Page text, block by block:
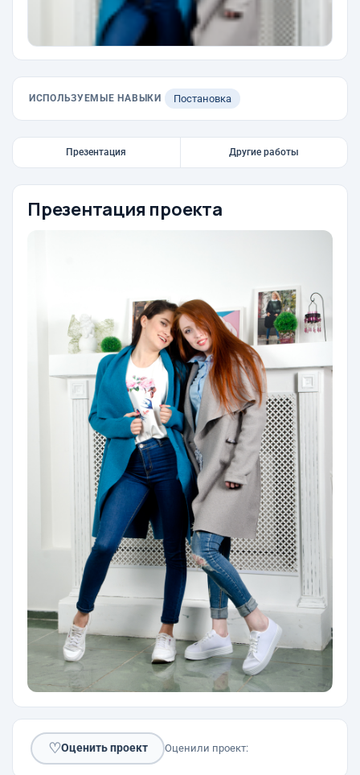
ИСПОЛЬЗУЕМЫЕ НАВЫКИ Постановка
Презентация Другие работы
Презентация проекта
♡Оценить проект Оценили проект: